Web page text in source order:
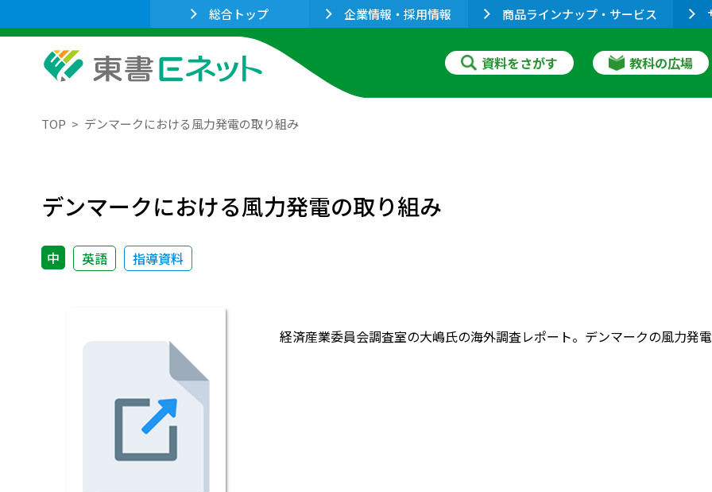
総合トップ 企業情報・採用情報 商品ラインナップ・サービス
資料をさがす 教科の広場
TOP デンマークにおける風力発電の取り組み
デンマークにおける風力発電の取り組み
中 英語 指導資料
経済産業委員会調査室の大嶋氏の海外調査レポート。デンマークの風力発